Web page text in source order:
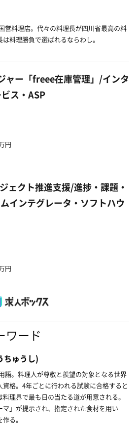
営料理店。代々の料理長が四川省最高の料
料理勝負で選ばれるならわし。
ャー「freee在庫管理」/インタ
ス・ASP
円
ェクト推進支援/進捗・課題・
インテグレータ・ソフトハウ
円
ワード
ちゅうし)
語。料理人が尊敬と羨望の対象となる世界
格。4年ごとに行われる試験に合格すると
理界で最も日の当たる道が用意される。
」が提示され、指定された食材を用い
る。